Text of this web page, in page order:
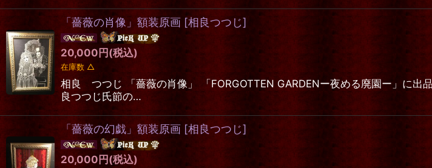
「薔薇の肖像」額装原画 [相良つつじ]
20,000 円 (税込)
在庫数 △
相良 つつじ 「薔薇の肖像」 「FORGOTTEN GARDENー夜める廃園ー」に出
良つつじ氏節の…
「薔薇の幻戯」額装原画 [相良つつじ]
20,000 円 (税込)